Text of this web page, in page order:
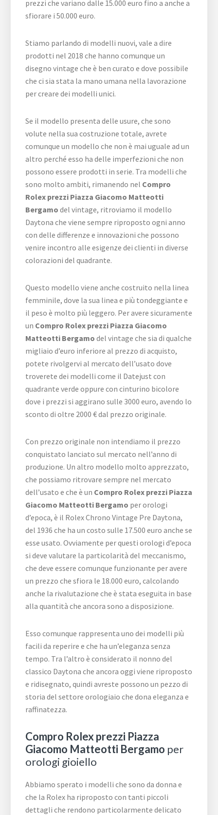
prezzi che variano dalle 15.000 euro fino a anche a
sfiorare i 50.000 euro.
Stiamo parlando di modelli nuovi, vale a dire
prodotti nel 2018 che hanno comunque un
disegno vintage che è ben curato e dove possibile
che ci sia stata la mano umana nella lavorazione
per creare dei modelli unici.
Se il modello presenta delle usure, che sono
volute nella sua costruzione totale, avrete
comunque un modello che non è mai uguale ad un
altro perché esso ha delle imperfezioni che non
possono essere prodotti in serie. Tra modelli che
sono molto ambiti, rimanendo nel Compro
Rolex prezzi Piazza Giacomo Matteotti
Bergamo del vintage, ritroviamo il modello
Daytona che viene sempre riproposto ogni anno
con delle differenze e innovazioni che possono
venire incontro alle esigenze dei clienti in diverse
colorazioni del quadrante.
Questo modello viene anche costruito nella linea
femminile, dove la sua linea e più tondeggiante e
il peso è molto più leggero. Per avere sicuramente
un Compro Rolex prezzi Piazza Giacomo
Matteotti Bergamo del vintage che sia di qualche
migliaio d’euro inferiore al prezzo di acquisto,
potete rivolgervi al mercato dell’usato dove
troverete dei modelli come il Datejust con
quadrante verde oppure con cinturino bicolore
dove i prezzi si aggirano sulle 3000 euro, avendo lo
sconto di oltre 2000 € dal prezzo originale.
Con prezzo originale non intendiamo il prezzo
conquistato lanciato sul mercato nell’anno di
produzione. Un altro modello molto apprezzato,
che possiamo ritrovare sempre nel mercato
dell’usato e che è un Compro Rolex prezzi Piazza
Giacomo Matteotti Bergamo per orologi
d’epoca, è il Rolex Chrono Vintage Pre Daytona,
del 1936 che ha un costo sulle 17.500 euro anche se
esse usato. Ovviamente per questi orologi d’epoca
si deve valutare la particolarità del meccanismo,
che deve essere comunque funzionante per avere
un prezzo che sfiora le 18.000 euro, calcolando
anche la rivalutazione che è stata eseguita in base
alla quantità che ancora sono a disposizione.
Esso comunque rappresenta uno dei modelli più
facili da reperire e che ha un’eleganza senza
tempo. Tra l’altro è considerato il nonno del
classico Daytona che ancora oggi viene riproposto
e ridisegnato, quindi avreste possono un pezzo di
storia del settore orologiaio che dona eleganza e
raffinatezza.
Compro Rolex prezzi Piazza
Giacomo Matteotti Bergamo per
orologi gioiello
Abbiamo sperato i modelli che sono da donna e
che la Rolex ha riproposto con tanti piccoli
dettagli che rendono particolarmente delicato